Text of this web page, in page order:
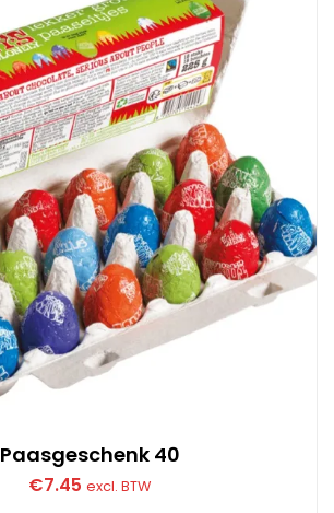
Paasgeschenk 40
€7.45 excl. BTW